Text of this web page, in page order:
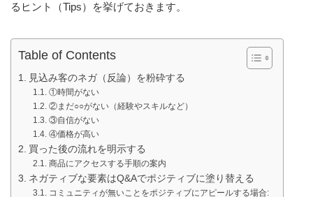
るヒント（Tips）を挙げておきます。
Table of Contents
見込み客のネガ（反論）を粉砕する
①時間がない
②まだ○○がない（経験やスキルなど）
③自信がない
④価格が高い
買った後の流れを明示する
商品にアクセスする手順の案内
ネガティブな要素はQ&Aでポジティブに塗り替える
コミュニティが無いことをポジティブにアピールする場合: